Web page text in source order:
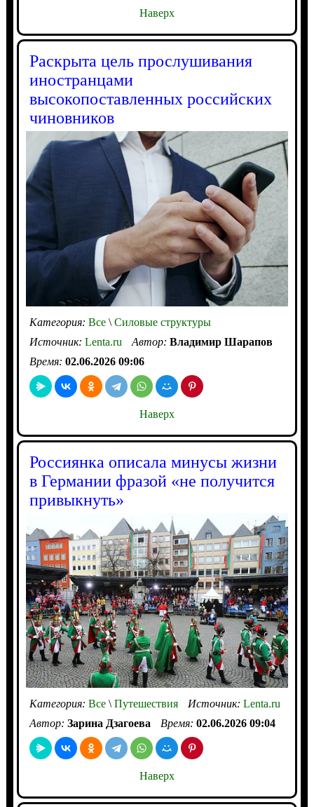
Наверх
Раскрыта цель прослушивания
иностранцами
высокопоставленных российских
чиновников
Категория: Все\Силовые структуры
Источник: Lenta.ru Автор: Владимир Шарапов
Время: 02.06.2026 09:06
Наверх
Россиянка описала минусы жизни
в Германии фразой «не получится
привыкнуть»
Категория: Все\Путешествия Источник: Lenta.ru
Автор: Зарина Дзагоева Время: 02.06.2026 09:04
Наверх